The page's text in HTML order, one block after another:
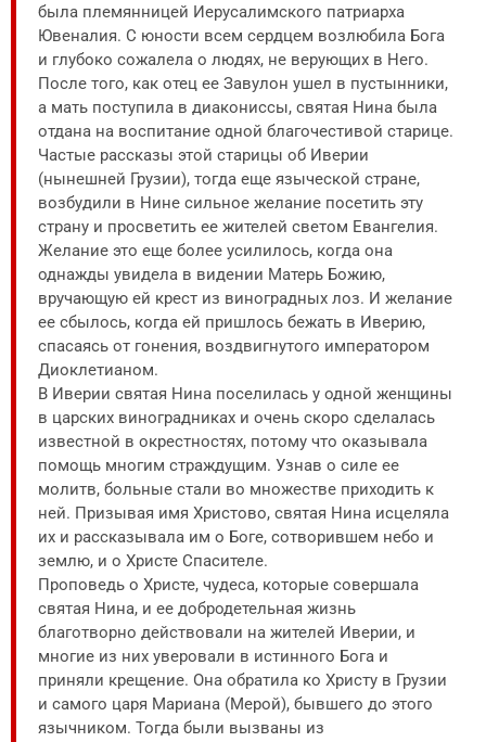
была племянницей Иерусалимского патриарха
Ювеналия. С юности всем сердцем возлюбила Бога
и глубоко сожалела о людях, не верующих в Него.
После того, как отец ее Завулон ушел в пустынники,
а мать поступила в диакониссы, святая Нина была
отдана на воспитание одной благочестивой старице.
Частые рассказы этой старицы об Иверии
(нынешней Грузии), тогда еще языческой стране,
возбудили в Нине сильное желание посетить эту
страну и просветить ее жителей светом Евангелия.
Желание это еще более усилилось, когда она
однажды увидела в видении Матерь Божию,
вручающую ей крест из виноградных лоз. И желание
ее сбылось, когда ей пришлось бежать в Иверию,
спасаясь от гонения, воздвигнутого императором
Диоклетианом.
В Иверии святая Нина поселилась у одной женщины
в царских виноградниках и очень скоро сделалась
известной в окрестностях, потому что оказывала
помощь многим страждущим. Узнав о силе ее
молитв, больные стали во множестве приходить к
ней. Призывая имя Христово, святая Нина исцеляла
их и рассказывала им о Боге, сотворившем небо и
землю, и о Христе Спасителе.
Проповедь о Христе, чудеса, которые совершала
святая Нина, и ее добродетельная жизнь
благотворно действовали на жителей Иверии, и
многие из них уверовали в истинного Бога и
приняли крещение. Она обратила ко Христу в Грузии
и самого царя Мариана (Мерой), бывшего до этого
язычником. Тогда были вызваны из